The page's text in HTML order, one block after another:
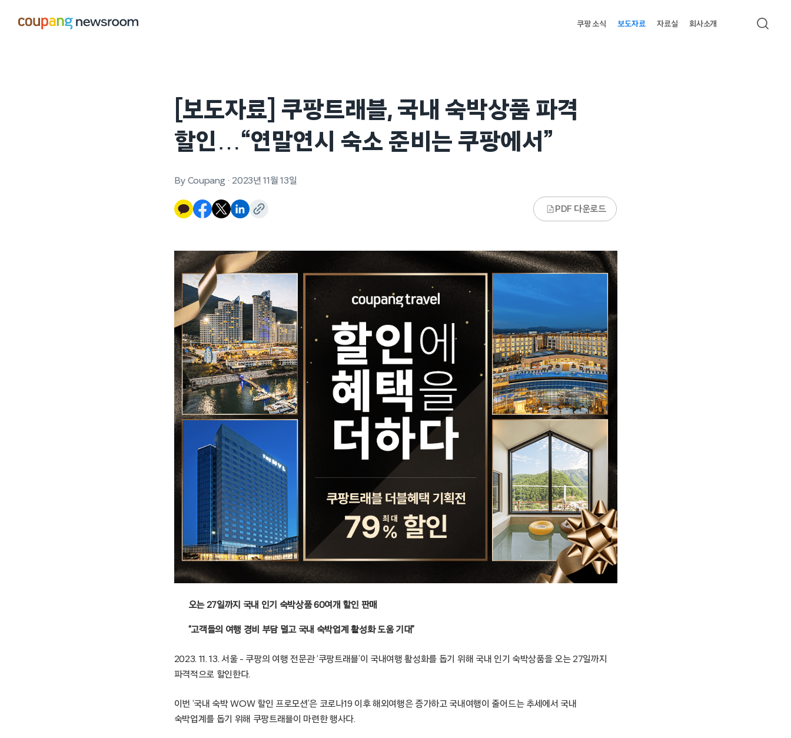
쿠팡 소식 보도자료 자료실 회사소개 검색
[보도자료] 쿠팡트래블, 국내 숙박상품 파격
할인…“연말연시 숙소 준비는 쿠팡에서”
By Coupang · 2023년 11월 13일
PDF 다운로드
오는 27일까지 국내 인기 숙박상품 60여개 할인 판매
“고객들의 여행 경비 부담 덜고 국내 숙박업계 활성화 도움 기대”
2023. 11. 13. 서울 – 쿠팡의 여행 전문관 ‘쿠팡트래블’이 국내여행 활성화를 돕기 위해 국내 인기 숙박상품을 오는 27일까지
파격적으로 할인한다.
이번 ‘국내 숙박 WOW 할인 프로모션’은 코로나19 이후 해외여행은 증가하고 국내여행이 줄어드는 추세에서 국내
숙박업계를 돕기 위해 쿠팡트래블이 마련한 행사다.